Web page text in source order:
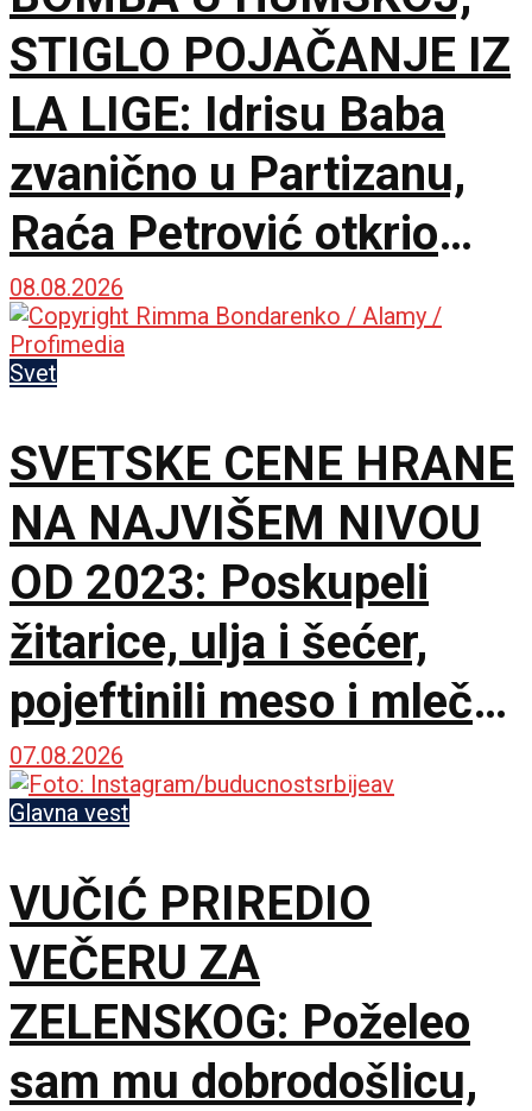
STIGLO POJAČANJE IZ
LA LIGE: Idrisu Baba
zvanično u Partizanu,
Raća Petrović otkrio
pozadinu pregovora!
08.08.2026
Svet
SVETSKE CENE HRANE
NA NAJVIŠEM NIVOU
OD 2023: Poskupeli
žitarice, ulja i šećer,
pojeftinili meso i mlečni
proizvodi
07.08.2026
Glavna vest
VUČIĆ PRIREDIO
VEČERU ZA
ZELENSKOG: Poželeo
sam mu dobrodošlicu,